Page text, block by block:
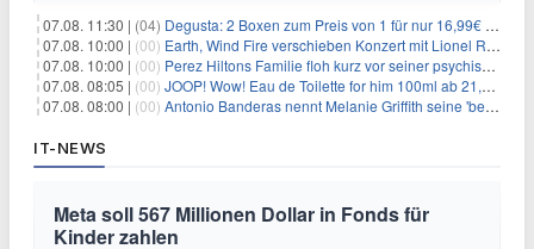
07.08. 11:30 | (04) Degusta: 2 Boxen zum Preis von 1 für nur 16,99€ inkl. Versand
07.08. 10:00 | (00) Earth, Wind Fire verschieben Konzert mit Lionel Richie nach medizinischem Notfall
07.08. 10:00 | (00) Perez Hiltons Familie floh kurz vor seiner psychischen Krise aus dem Haus
07.08. 08:05 | (00) JOOP! Wow! Eau de Toilette for him 100ml ab 21,84€ im Sparabo
07.08. 08:00 | (00) Antonio Banderas nennt Melanie Griffith seine 'beste Freundin'
IT-NEWS
Meta soll 567 Millionen Dollar in Fonds für
Kinder zahlen